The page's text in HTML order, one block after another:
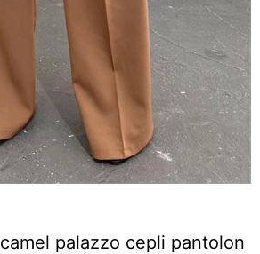
palazzo cepli pantolon